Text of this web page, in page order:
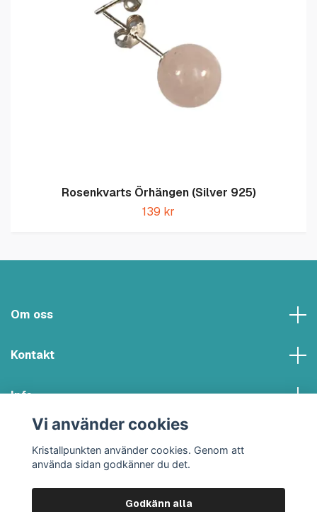
Rosenkvarts Örhängen (Silver 925)
139 kr
Om oss
Kontakt
Info
Vi använder cookies
Kristallpunkten använder cookies. Genom att
använda sidan godkänner du det.
Godkänn alla